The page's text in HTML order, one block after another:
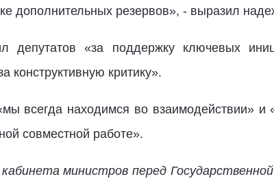
дополнительных резервов», - выразил
депутатов «за поддержку ключевых
конструктивную критику».
всегда находимся во взаимодействии» и
совместной работе».
министров перед